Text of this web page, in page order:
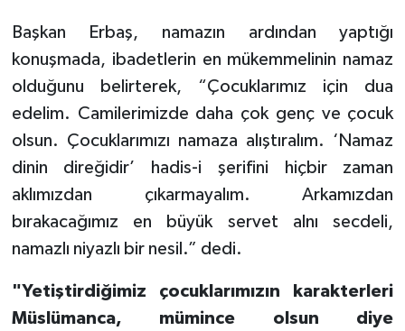
Başkan Erbaş, namazın ardından yaptığı
konuşmada, ibadetlerin en mükemmelinin namaz
olduğunu belirterek, “Çocuklarımız için dua
edelim. Camilerimizde daha çok genç ve çocuk
olsun. Çocuklarımızı namaza alıştıralım. ‘Namaz
dinin direğidir’ hadis-i şerifini hiçbir zaman
aklımızdan çıkarmayalım. Arkamızdan
bırakacağımız en büyük servet alnı secdeli,
namazlı niyazlı bir nesil.” dedi.
"Yetiştirdiğimiz çocuklarımızın karakterleri
Müslümanca, mümince olsun diye
Bitlis Müftülüğü
Bolu Müftülüğü
Bursa Müftülüğü
Çanakkale Müftülüğü
Çorum Müftülüğü
Sağlık
Makaleler
Duyurular
Podcast
Biyografiler